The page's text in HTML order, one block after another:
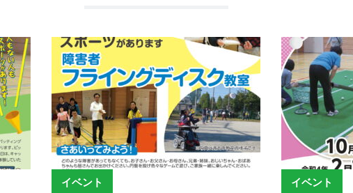
イベント イベント